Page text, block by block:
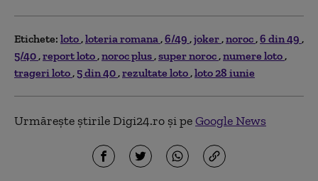
Etichete: loto loteria romana 6/49 joker noroc 6 din 49
5/40 report loto noroc plus super noroc numere loto
trageri loto 5 din 40 rezultate loto loto 28 iunie
Urmărește știrile Digi24.ro și peGoogle News